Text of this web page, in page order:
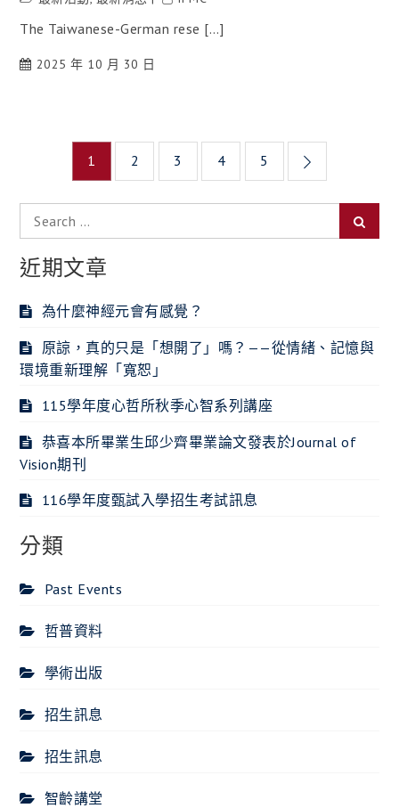
The Taiwanese-German rese […]
2025 年 10 月 30 日
章
導
覽
1 2 3 4 5
Search
for:
近期文章
為什麼神經元會有感覺？
原諒，真的只是「想開了」嗎？——從情緒、記憶與
環境重新理解「寬恕」
115學年度心哲所秋季心智系列講座
恭喜本所畢業生邱少齊畢業論文發表於Journal of
Vision期刊
116學年度甄試入學招生考試訊息
分類
Past Events
哲普資料
學術出版
招生訊息
招生訊息
智齡講堂